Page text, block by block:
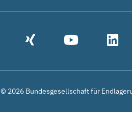
© 2026 Bundesgesellschaft für